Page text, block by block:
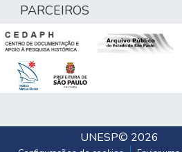
PARCEIROS
UNESP© 2026